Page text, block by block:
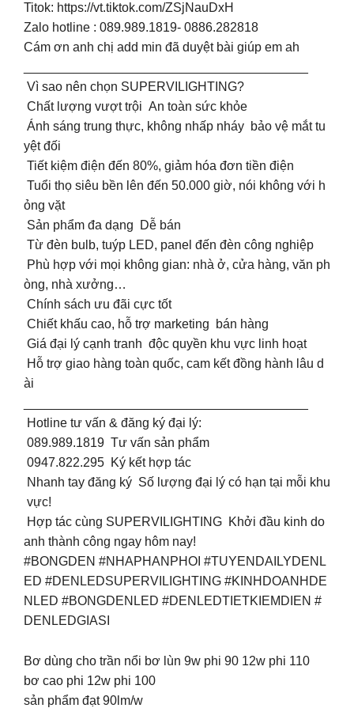
Titok: https://vt.tiktok.com/ZSjNauDxH
Zalo hotline : 089.989.1819- 0886.282818
Cám ơn anh chị add min đã duyệt bài giúp em ah
Vì sao nên chọn SUPERVILIGHTING?
Chất lượng vượt trội An toàn sức khỏe
Ánh sáng trung thực, không nhấp nháy bảo vệ mắt tu
yệt đối
Tiết kiệm điện đến 80%, giảm hóa đơn tiền điện
Tuổi thọ siêu bền lên đến 50.000 giờ, nói không với h
ỏng vặt
Sản phẩm đa dạng Dễ bán
Từ đèn bulb, tuýp LED, panel đến đèn công nghiệp
Phù hợp với mọi không gian: nhà ở, cửa hàng, văn ph
òng, nhà xưởng…
Chính sách ưu đãi cực tốt
Chiết khấu cao, hỗ trợ marketing bán hàng
Giá đại lý cạnh tranh độc quyền khu vực linh hoạt
Hỗ trợ giao hàng toàn quốc, cam kết đồng hành lâu d
ài
Hotline tư vấn & đăng ký đại lý:
089.989.1819 Tư vấn sản phẩm
0947.822.295 Ký kết hợp tác
Nhanh tay đăng ký Số lượng đại lý có hạn tại mỗi khu
vực!
Hợp tác cùng SUPERVILIGHTING Khởi đầu kinh do
anh thành công ngay hôm nay!
#BONGDEN #NHAPHANPHOI #TUYENDAILYDENL
ED #DENLEDSUPERVILIGHTING #KINHDOANHDE
NLED #BONGDENLED #DENLEDTIETKIEMDIEN #
DENLEDGIASI
Bơ dùng cho trần nổi bơ lùn 9w phi 90 12w phi 110
bơ cao phi 12w phi 100
sản phẩm đạt 90lm/w